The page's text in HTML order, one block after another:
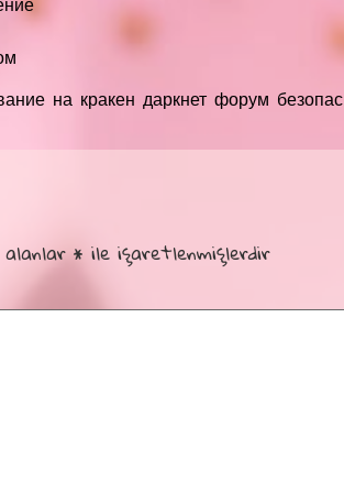
на кракен даркнет форум
alanlar* ile işaretlenmişlerdir